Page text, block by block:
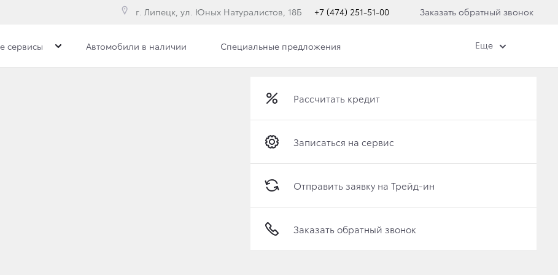
г. Липецк, ул. Юных Натуралистов, 18Б +7 (474) 251-51-00 Заказать обратный звонок
Получить консультацию по кредиту
Отправить заявку на Трейд-ин
Записаться на сервис
Заказать обратный звонок
сервисы
Рассчитать кредит
Записаться на сервис
Отправить заявку на Трейд-ин
Заказать обратный звонок
Автомобили в наличии Специальные предложения Еще